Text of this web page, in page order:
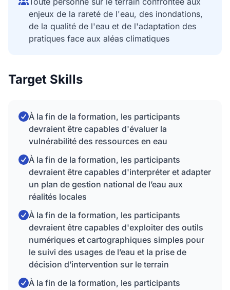
enjeux de la rareté de l'eau, des inondations,
de la qualité de l'eau et de l'adaptation des
pratiques face aux aléas climatiques
Target Skills
À la fin de la formation, les participants
devraient être capables d'évaluer la
vulnérabilité des ressources en eau
À la fin de la formation, les participants
devraient être capables d'interpréter et adapter
un plan de gestion national de l’eau aux
réalités locales
À la fin de la formation, les participants
devraient être capables d'exploiter des outils
numériques et cartographiques simples pour
le suivi des usages de l’eau et la prise de
décision d’intervention sur le terrain
À la fin de la formation, les participants